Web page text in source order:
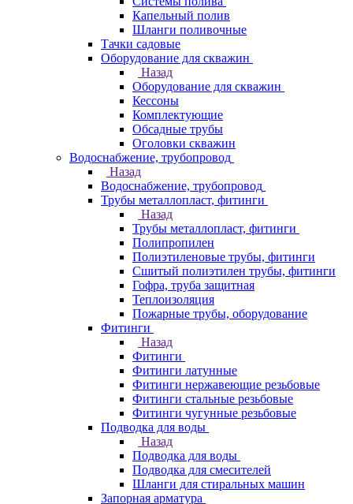
Капельный полив
Шланги поливочные
Тачки садовые
Оборудование для скважин
Назад
Оборудование для скважин
Кессоны
Комплектующие
Обсадные трубы
Оголовки скважин
Водоснабжение, трубопровод
Назад
Водоснабжение, трубопровод
Трубы металлопласт, фитинги
Назад
Трубы металлопласт, фитинги
Полипропилен
Полиэтиленовые трубы, фитинги
Сшитый полиэтилен трубы, фитинги
Гофра, труба защитная
Теплоизоляция
Пожарные трубы, оборудование
Фитинги
Назад
Фитинги
Фитинги латунные
Фитинги нержавеющие резьбовые
Фитинги стальные резьбовые
Фитинги чугунные резьбовые
Подводка для воды
Назад
Подводка для воды
Подводка для смесителей
Шланги для стиральных машин
Запорная арматура